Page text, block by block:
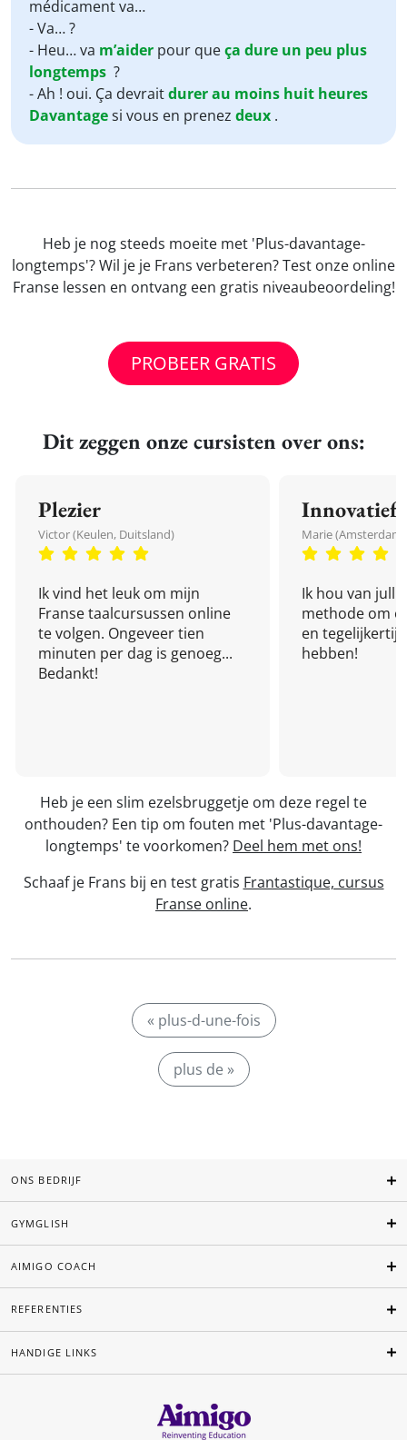
médicament va…
- Va… ?
- Heu… va m’aider pour queça dure un peu plus
longtemps ?
- Ah ! oui. Ça devraitdurerau moins huit heures
Davantagesi vous en prenez deux .
Heb je nog steeds moeite met 'Plus-davantage-
longtemps'? Wil je je Frans verbeteren? Test onze online
Franse lessen en ontvang een gratis niveaubeoordeling!
PROBEER GRATIS
Dit zeggen onze cursisten over ons:
Plezier
Victor (Keulen, Duitsland)
Ik vind het leuk om mijn
Franse taalcursussen online
te volgen. Ongeveer tien
minuten per dag is genoeg...
Bedankt!
Innovatief
Marie
Ik hou van
methode om
en
hebben!
Heb je een slim ezelsbruggetje om deze regel te
onthouden? Een tip om fouten met 'Plus-davantage-
longtemps' te voorkomen? Deel hem met ons!
Schaaf je Frans bij en test gratis Frantastique, cursus
Franse online.
« plus-d-une-fois
plus de »
ONS BEDRIJF
GYMGLISH
AIMIGO COACH
REFERENTIES
HANDIGE LINKS